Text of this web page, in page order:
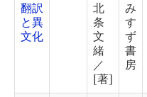
翻訳
と異
文化
北
条
文
緒
／
[著]
み
す
ず
書
房